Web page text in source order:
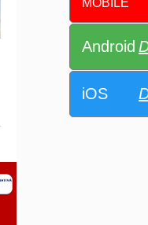
MOBILE
Android
iOS